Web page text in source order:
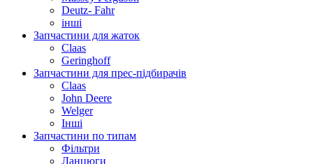
Deutz- Fahr
інші
Запчастини для жаток
Claas
Geringhoff
Запчастини для прес-підбирачів
Claas
John Deere
Welger
Інші
Запчастини по типам
Фільтри
Ланцюги